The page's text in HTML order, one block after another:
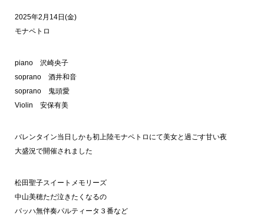
2025年2月14日(金)
モナペトロ
piano 沢崎央子
soprano 酒井和音
soprano 鬼頭愛
Violin 安保有美
バレンタイン当日しかも初上陸モナペトロにて美女と過ごす甘い夜
大盛況で開催されました
松田聖子スイートメモリーズ
中山美穂ただ泣きたくなるの
バッハ無伴奏パルティータ３番など